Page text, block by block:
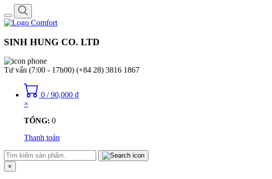
Toggle
navigation
SINH HUNG CO. LTD
Tư vấn (7:00 - 17h00) (+84 28) 3816 1867
0 / 90,000 ₫
×
TỔNG: 0
Thanh toán
×